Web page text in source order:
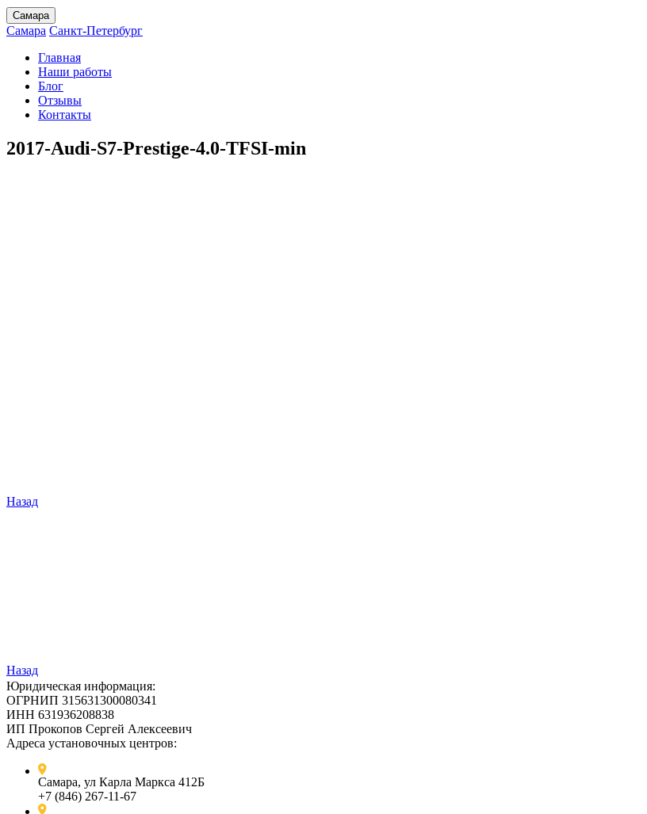
Самара
Самара Санкт-Петербург
Главная
Наши работы
Блог
Отзывы
Контакты
2017-Audi-S7-Prestige-4.0-TFSI-min
Назад
Назад
Юридическая информация:
ОГРНИП 315631300080341
ИНН 631936208838
ИП Прокопов Сергей Алексеевич
Адреса установочных центров:
Самара, ул Карла Маркса 412Б
+7 (846) 267-11-67